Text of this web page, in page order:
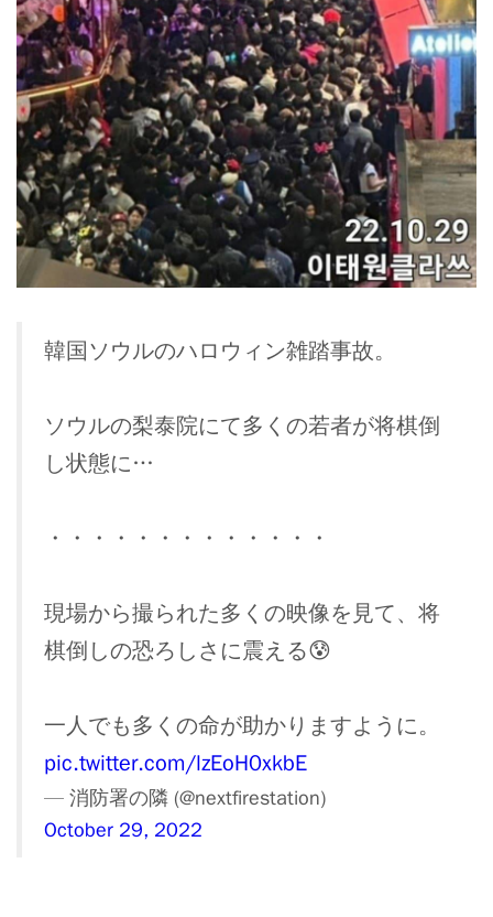
韓国ソウルのハロウィン雑踏事故。
ソウルの梨泰院にて多くの若者が将棋倒
し状態に…
・・・・・・・・・・・・・
現場から撮られた多くの映像を見て、将
棋倒しの恐ろしさに震える😰
一人でも多くの命が助かりますように。
pic.twitter.com/lzEoH0xkbE
— 消防署の隣 (@nextfirestation)
October 29, 2022